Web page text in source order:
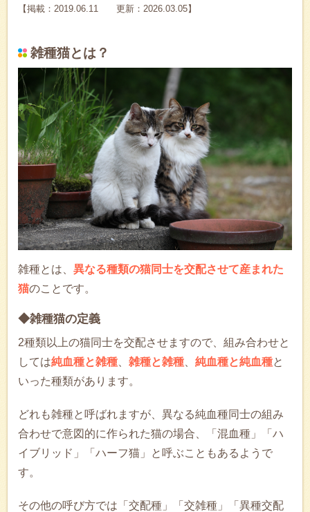
【掲載：2019.06.11 更新：2026.03.05】
雑種猫とは？
雑種とは、 異なる種類の猫同士を交配させて産まれた
猫のことです。
◆雑種猫の定義
2種類以上の猫同士を交配させますので、組み合わせと
しては純血種と雑種 雑種と雑種 純血種と純血種と
いった種類があります。
どれも雑種と呼ばれますが、異なる純血種同士の組み
合わせで意図的に作られた猫の場合、「混血種」「ハ
イブリッド」「ハーフ猫」と呼ぶこともあるようで
す。
その他の呼び方では「交配種」「交雑種」「異種交配